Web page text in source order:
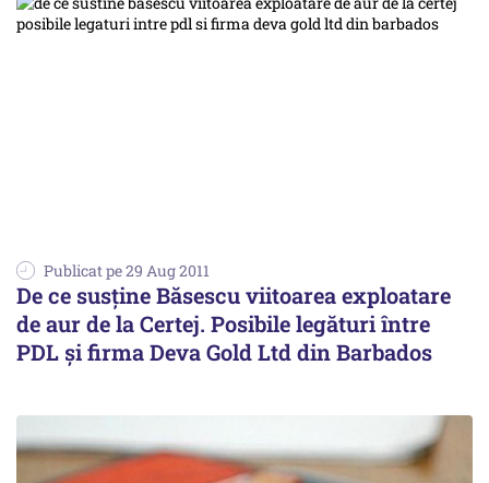
Publicat pe 29 Aug 2011
De ce susține Băsescu viitoarea exploatare
de aur de la Certej. Posibile legături între
PDL și firma Deva Gold Ltd din Barbados